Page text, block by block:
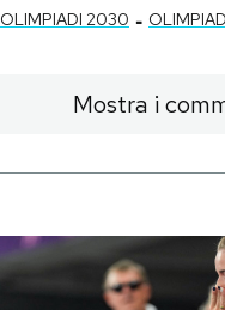
OLIMPIADI 2030 -
Mostra i